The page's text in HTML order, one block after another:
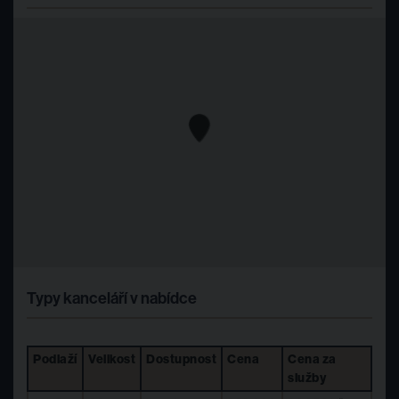
nákupního centra Vaňkovka
Typy kanceláří v nabídce
Podlaží Velikost Dostupnost Cena
Cena za
služby